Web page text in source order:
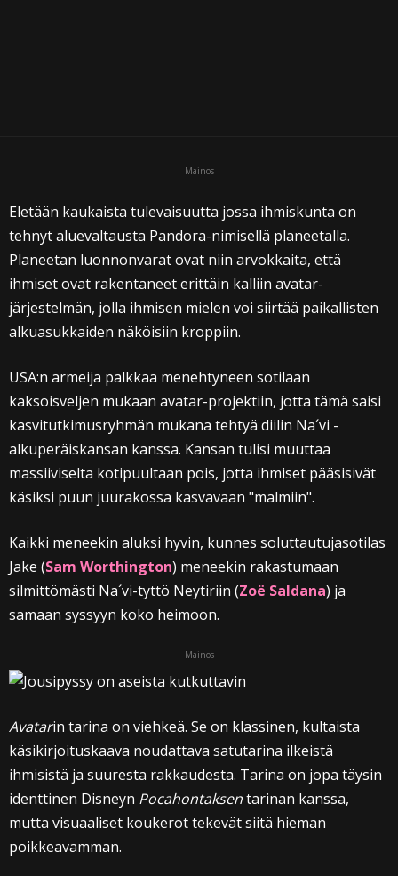
Mainos
Eletään kaukaista tulevaisuutta jossa ihmiskunta on
tehnyt aluevaltausta Pandora-nimisellä planeetalla.
Planeetan luonnonvarat ovat niin arvokkaita, että
ihmiset ovat rakentaneet erittäin kalliin avatar-
järjestelmän, jolla ihmisen mielen voi siirtää paikallisten
alkuasukkaiden näköisiin kroppiin.
USA:n armeija palkkaa menehtyneen sotilaan
kaksoisveljen mukaan avatar-projektiin, jotta tämä saisi
kasvitutkimusryhmän mukana tehtyä diilin Na´vi -
alkuperäiskansan kanssa. Kansan tulisi muuttaa
massiiviselta kotipuultaan pois, jotta ihmiset pääsisivät
käsiksi puun juurakossa kasvavaan "malmiin".
Kaikki meneekin aluksi hyvin, kunnes soluttautujasotilas
Jake (Sam Worthington) meneekin rakastumaan
silmittömästi Na´vi-tyttö Neytiriin (Zoë Saldana) ja
samaan syssyyn koko heimoon.
Mainos
Avatarin tarina on viehkeä. Se on klassinen, kultaista
käsikirjoituskaava noudattava satutarina ilkeistä
ihmisistä ja suuresta rakkaudesta. Tarina on jopa täysin
identtinen Disneyn Pocahontaksentarinan kanssa,
mutta visuaaliset koukerot tekevät siitä hieman
poikkeavamman.